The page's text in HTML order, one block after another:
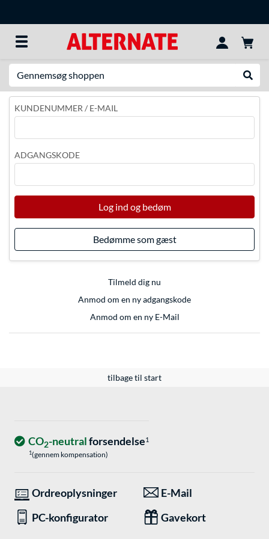
KUNDENUMMER / E-MAIL
ADGANGSKODE
Log ind og bedøm
Bedømme som gæst
Tilmeld dig nu
Anmod om en ny adgangskode
Anmod om en ny E-Mail
tilbage til start
CO2-neutralforsendelse1
1(gennem kompensation)
Ordreoplysninger
E-Mail
PC-konfigurator
Gavekort